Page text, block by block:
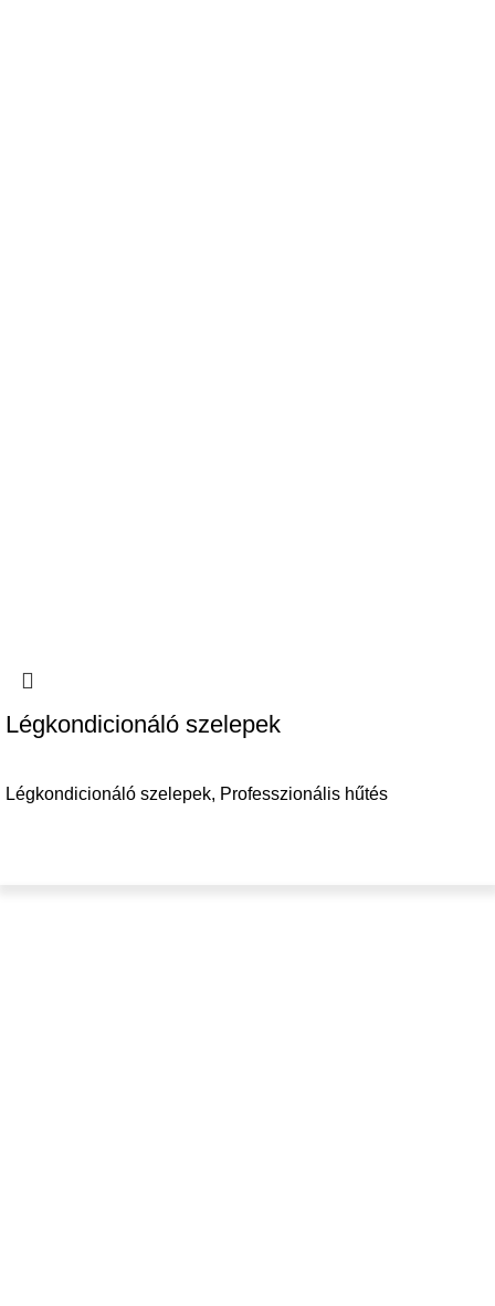
Légkondicionáló szelepek
Légkondicionáló szelepek, Professzionális hűtés